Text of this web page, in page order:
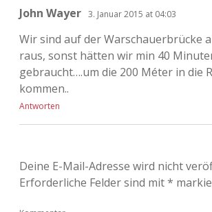
John Wayer 3. Januar 2015 at 04:03
Wir sind auf der Warschauerbrücke
raus, sonst hätten wir min 40
gebraucht….um die 200 Méter in die
kommen..
Antworten
Deine E-Mail-Adresse wird nicht
Erforderliche Felder sind mit*